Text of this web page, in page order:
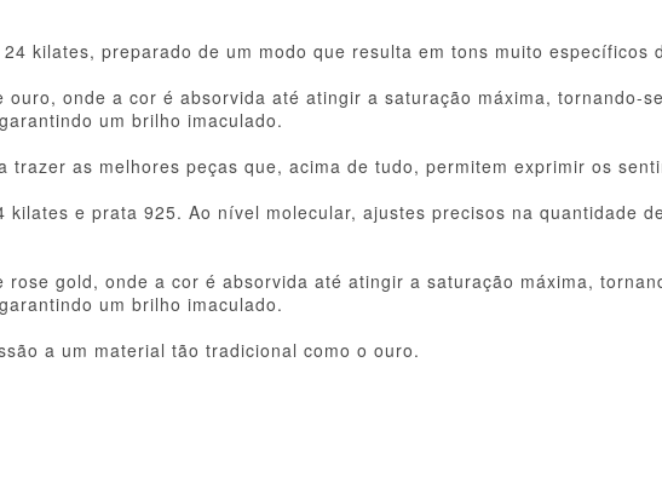
kilates, preparado de um modo que resulta em tons muito específicos
onde a cor é absorvida até atingir a saturação máxima, tornando-
um brilho imaculado.
trazer as melhores peças que, acima de tudo, permitem exprimir os
kilates e prata 925. Ao nível molecular, ajustes precisos na quantidade
gold, onde a cor é absorvida até atingir a saturação máxima,
um brilho imaculado.
a um material tão tradicional como o ouro.